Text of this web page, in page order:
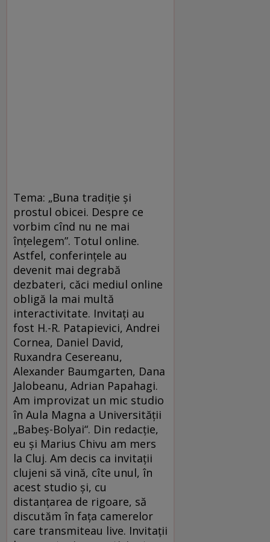
Tema: „Buna tradiție și
prostul obicei. Despre ce
vorbim cînd nu ne mai
înțelegem”. Totul online.
Astfel, conferințele au
devenit mai degrabă
dezbateri, căci mediul online
obligă la mai multă
interactivitate. Invitați au
fost H.-R. Patapievici, Andrei
Cornea, Daniel David,
Ruxandra Cesereanu,
Alexander Baumgarten, Dana
Jalobeanu, Adrian Papahagi.
Am improvizat un mic studio
în Aula Magna a Universității
„Babeș-Bolyai“. Din redacție,
eu și Marius Chivu am mers
la Cluj. Am decis ca invitații
clujeni să vină, cîte unul, în
acest studio și, cu
distanțarea de rigoare, să
discutăm în fața camerelor
care transmiteau live. Invitații